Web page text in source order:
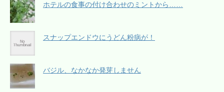
ホテルの食事の付け合わせのミントから……
スナップエンドウにうどん粉病が！
バジル、なかなか発芽しません